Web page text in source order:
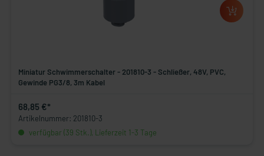
Miniatur Schwimmerschalter - 201810-3 - Schließer, 48V, PVC,
Gewinde PG3/8, 3m Kabel
68,85 €*
Artikelnummer: 201810-3
verfügbar (39 Stk.), Lieferzeit 1-3 Tage